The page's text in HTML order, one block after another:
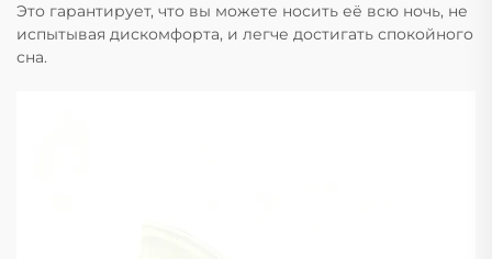
Это гарантирует, что вы можете носить её всю ночь, не
испытывая дискомфорта, и легче достигать спокойного
сна.